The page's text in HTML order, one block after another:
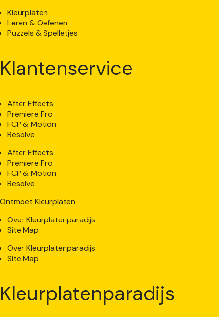
Kleurplaten
Leren & Oefenen
Puzzels & Spelletjes
Klantenservice
After Effects
Premiere Pro
FCP & Motion
Resolve
After Effects
Premiere Pro
FCP & Motion
Resolve
Ontmoet Kleurplaten
Over Kleurplatenparadijs
Site Map
Over Kleurplatenparadijs
Site Map
Kleurplatenparadijs